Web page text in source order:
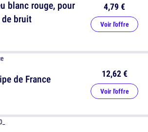
de France 12,62 €
Voir l'offre
blanc rouge, pour
bruit
4,79 €
Voir l'offre